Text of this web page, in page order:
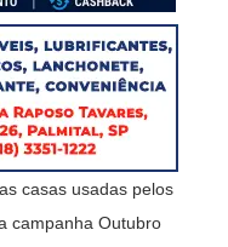
casas usadas pelos
campanha Outubro